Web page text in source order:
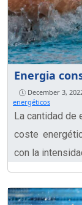
Energia
December 3,
energéticos
La cantidad de
coste
con la